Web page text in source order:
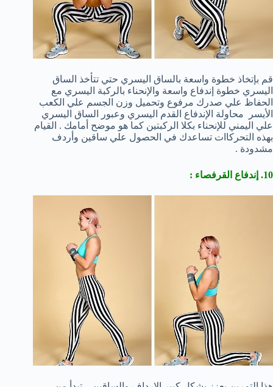
قم بإتخاذ خطوة واسعة بالساق اليسري حتي تتأخذ الساق
اليسري خطوة إندفاع واسعة والإنحناء بالركبة اليسري مع
الحفاظ علي صدرك مرفوع وتحميل وزن الجسم علي الكعب
الأيسر محاولة الإندفاع القدم اليسري وعبور الساق اليسري
علي اليمني للإنحناء بكلا الركبتين كما هو موضح أمامك . القيام
بهذه التحركاات تساعدك في الحصول علي ساقين وأردف
مشدودة .
10. إندفاع القرفصاء :